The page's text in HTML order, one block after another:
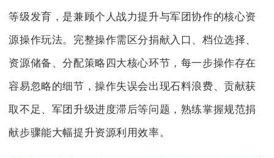
等级发育，是兼顾个人战力提升与军团协作的核心资
源操作玩法。完整操作需区分捐献入口、档位选择、
资源储备、分配策略四大核心环节，每一步操作存在
容易忽略的细节，操作失误会出现石料浪费、贡献获
取不足、军团升级进度滞后等问题，熟练掌握规范捐
献步骤能大幅提升资源利用效率。